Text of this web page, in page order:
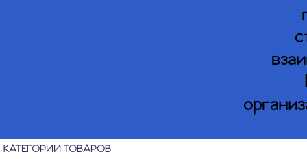
КАТЕГОРИИ ТОВАРОВ